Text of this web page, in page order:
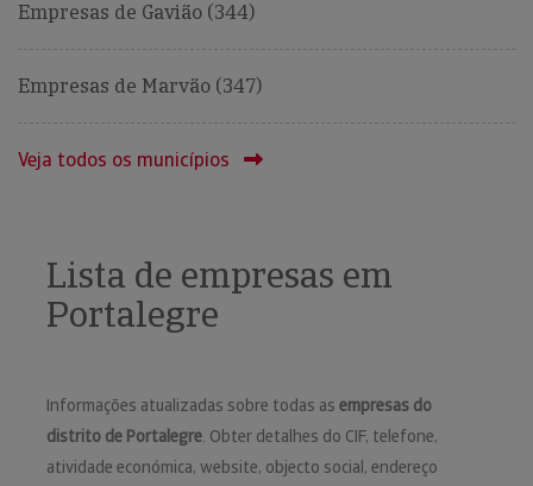
Empresas de Gavião (344)
Empresas de Marvão (347)
Veja todos os municípios
Lista de empresas em
Portalegre
Informações atualizadas sobre todas as empresas do
distrito de Portalegre. Obter detalhes do CIF, telefone,
atividade económica, website, objecto social, endereço